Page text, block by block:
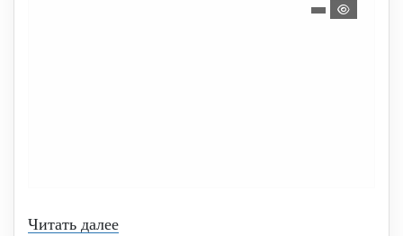
Читать далее